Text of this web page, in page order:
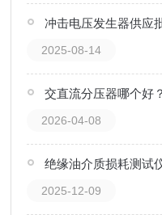
冲击电压发生器供应
2025-08-14
2026-04-08
2025-12-09